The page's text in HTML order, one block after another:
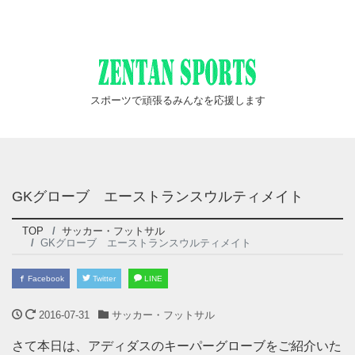
スポーツで頑張るみんなを応援します
GKグローブ エーストランスウルティメイト
TOP
サッカー・フットサル
GKグローブ エーストランスウルティメイト
Facebook Twitter LINE
2016-07-31 サッカー・フットサル
さて本日は、アディダスのキーパーグローブをご紹介いた